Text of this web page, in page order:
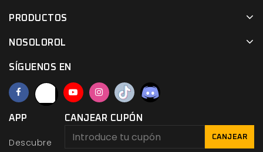
PRODUCTOS
NOSOLOROL
SÍGUENOS EN
APP
Descubre
CANJEAR CUPÓN
CANJEAR